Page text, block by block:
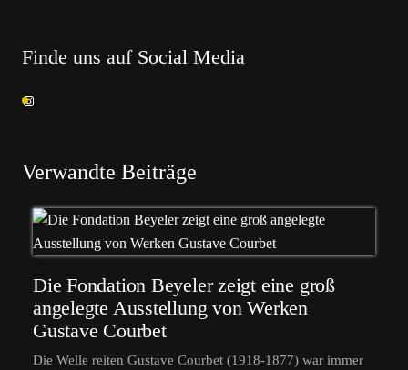
Finde uns auf Social Media
Verwandte Beiträge
Die Fondation Beyeler zeigt eine groß
angelegte Ausstellung von Werken
Gustave Courbet
Die Welle reiten Gustave Courbet (1918-1877) war immer